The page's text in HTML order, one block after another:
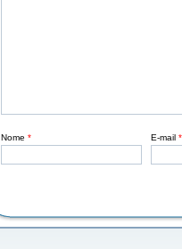
Nome * E-mail *